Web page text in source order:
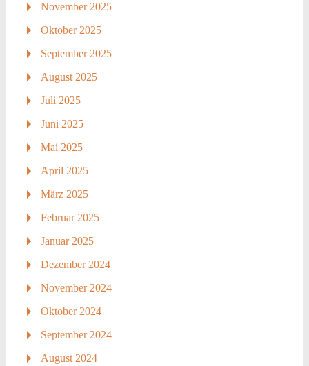
November 2025
Oktober 2025
September 2025
August 2025
Juli 2025
Juni 2025
Mai 2025
April 2025
März 2025
Februar 2025
Januar 2025
Dezember 2024
November 2024
Oktober 2024
September 2024
August 2024